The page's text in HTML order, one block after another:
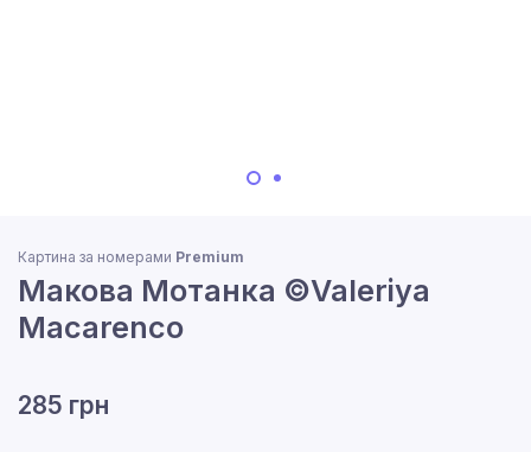
Картина за номерами Premium
Макова Мотанка ©Valeriya
Macarenco
285 грн